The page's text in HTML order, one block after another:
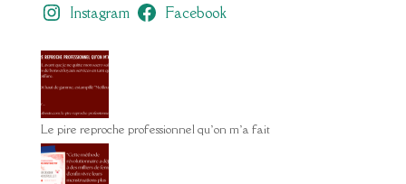
Instagram Facebook
Le pire reproche professionnel qu’on m’a fait